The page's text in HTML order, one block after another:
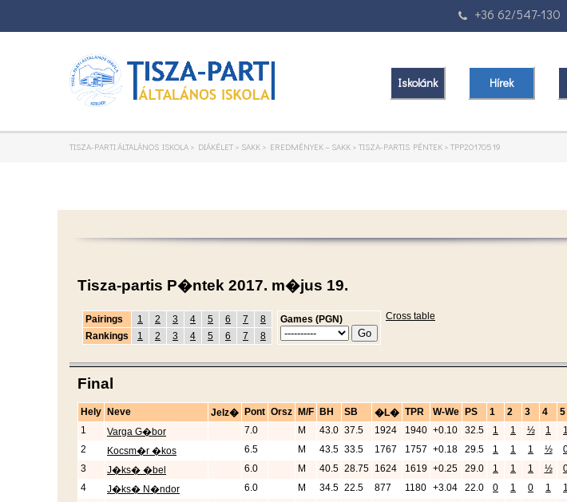
+36 62/547-130
Iskolánk Hírek
TISZA-PARTI ÁLTALÁNOS ISKOLA > DIÁKÉLET > SAKK > EREDMÉNYEK – SAKK > TISZA-PARTIS PÉNTEK > TPP20170519